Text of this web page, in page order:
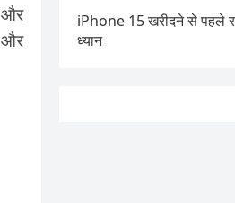
और
और
iPhone 15 खरीदने से पहले
ध्यान